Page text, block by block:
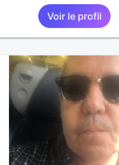
Voir le profil